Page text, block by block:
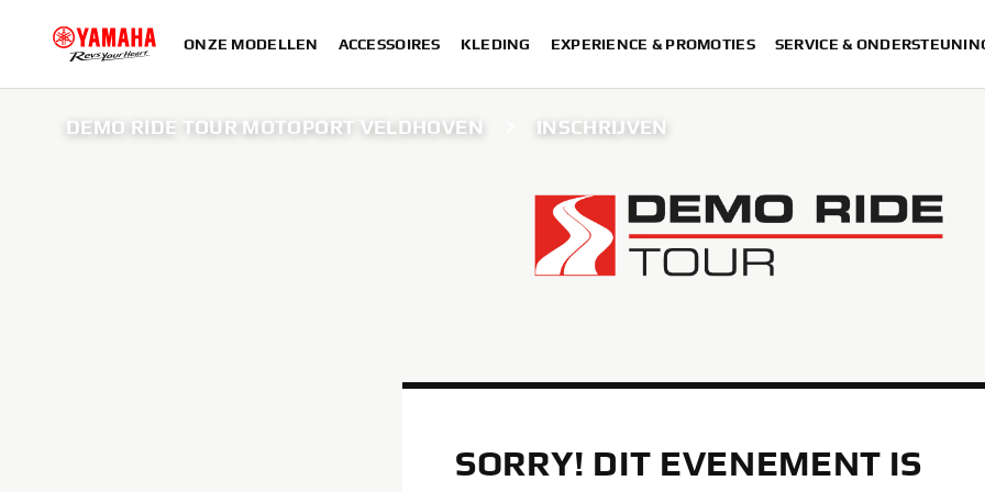
ONZE MODELLEN ACCESSOIRES KLEDING EXPERIENCE & PROMOTIES SERVICE &
DEMO RIDE TOUR MOTOPORT VELDHOVEN INSCHRIJVEN
SORRY! DIT EVENEMENT IS